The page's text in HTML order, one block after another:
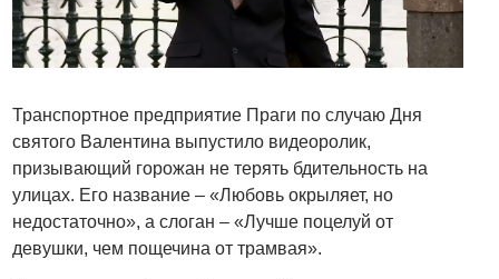
Транспортное предприятие Праги по случаю Дня
святого Валентина выпустило видеоролик,
призывающий горожан не терять бдительность на
улицах. Его название – «Любовь окрыляет, но
недостаточно», а слоган – «Лучше поцелуй от
девушки, чем пощечина от трамвая».